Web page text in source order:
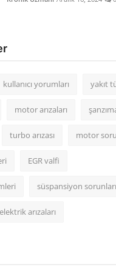
kullanıcı yorumları yakıt
motor arızaları
turbo arızası motor
EGR valfi
süspansiyon sorunları
elektrik arızaları